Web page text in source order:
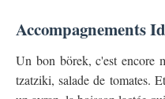
Accompagnements
Un bon börek, c'est encore
tzatziki, salade de tomates.